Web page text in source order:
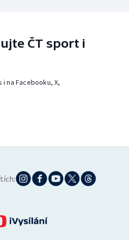
ČT sport i
na Facebooku, X,